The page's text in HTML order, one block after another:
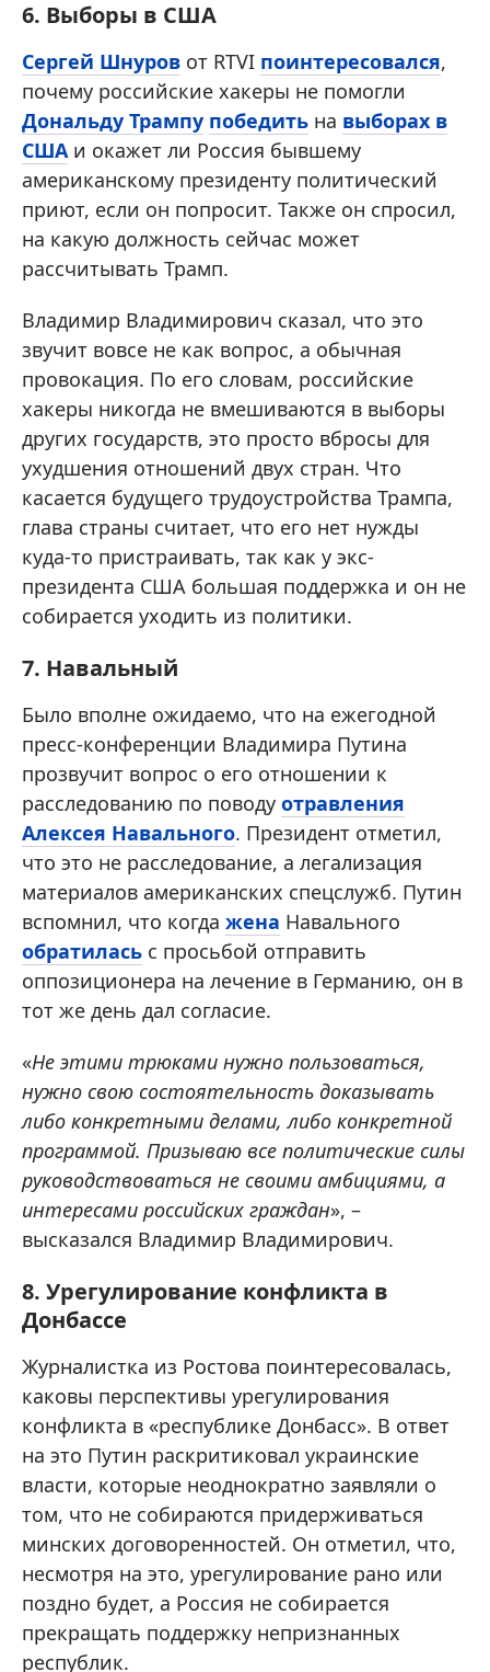
6. Выборы в США
Сергей Шнуров от RTVI поинтересовался,
почему российские хакеры не помогли
Дональду Трампу победить на выборах в
СШАи окажет ли Россия бывшему
американскому президенту политический
приют, если он попросит. Также он спросил,
на какую должность сейчас может
рассчитывать Трамп.
Владимир Владимирович сказал, что это
звучит вовсе не как вопрос, а обычная
провокация. По его словам, российские
хакеры никогда не вмешиваются в выборы
других государств, это просто вбросы для
ухудшения отношений двух стран. Что
касается будущего трудоустройства Трампа,
глава страны считает, что его нет нужды
куда-то пристраивать, так как у экс-
президента США большая поддержка и он не
собирается уходить из политики.
7. Навальный
Было вполне ожидаемо, что на ежегодной
пресс-конференции Владимира Путина
прозвучит вопрос о его отношении к
расследованию по поводу отравления
Алексея Навального. Президент отметил,
что это не расследование, а легализация
материалов американских спецслужб. Путин
вспомнил, что когда жена Навального
обратилась с просьбой отправить
оппозиционера на лечение в Германию, он в
тот же день дал согласие.
«Не этими трюками нужно пользоваться,
нужно свою состоятельность доказывать
либо конкретными делами, либо конкретной
программой. Призываю все политические силы
руководствоваться не своими амбициями, а
интересами российских граждан», –
высказался Владимир Владимирович.
8. Урегулирование конфликта в
Донбассе
Журналистка из Ростова поинтересовалась,
каковы перспективы урегулирования
конфликта в «республике Донбасс». В ответ
на это Путин раскритиковал украинские
власти, которые неоднократно заявляли о
том, что не собираются придерживаться
минских договоренностей. Он отметил, что,
несмотря на это, урегулирование рано или
поздно будет, а Россия не собирается
прекращать поддержку непризнанных
республик.